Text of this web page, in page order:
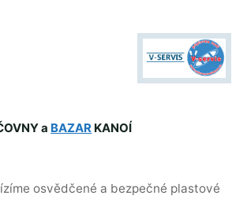
a BAZAR KANOÍ
osvědčené a bezpečné plastové